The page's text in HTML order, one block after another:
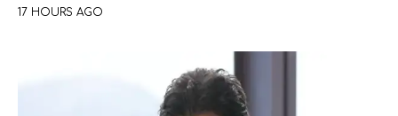
17 HOURS AGO